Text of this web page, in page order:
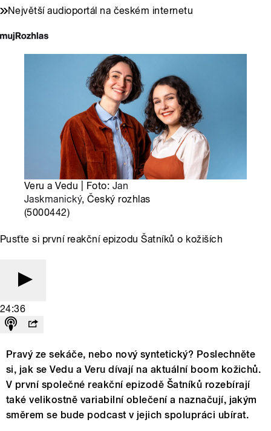
Největší audioportál na českém internetu
Veru a Vedu | Foto: Jan
Jaskmanický, Český rozhlas
(5000442)
Pusťte si první reakční epizodu Šatníků o kožiších
24:36
Pravý ze sekáče, nebo nový syntetický? Poslechněte
si, jak se Vedu a Veru dívají na aktuální boom kožichů.
V první společné reakční epizodě Šatníků rozebírají
také velikostně variabilní oblečení a naznačují, jakým
směrem se bude podcast v jejich spolupráci ubírat.